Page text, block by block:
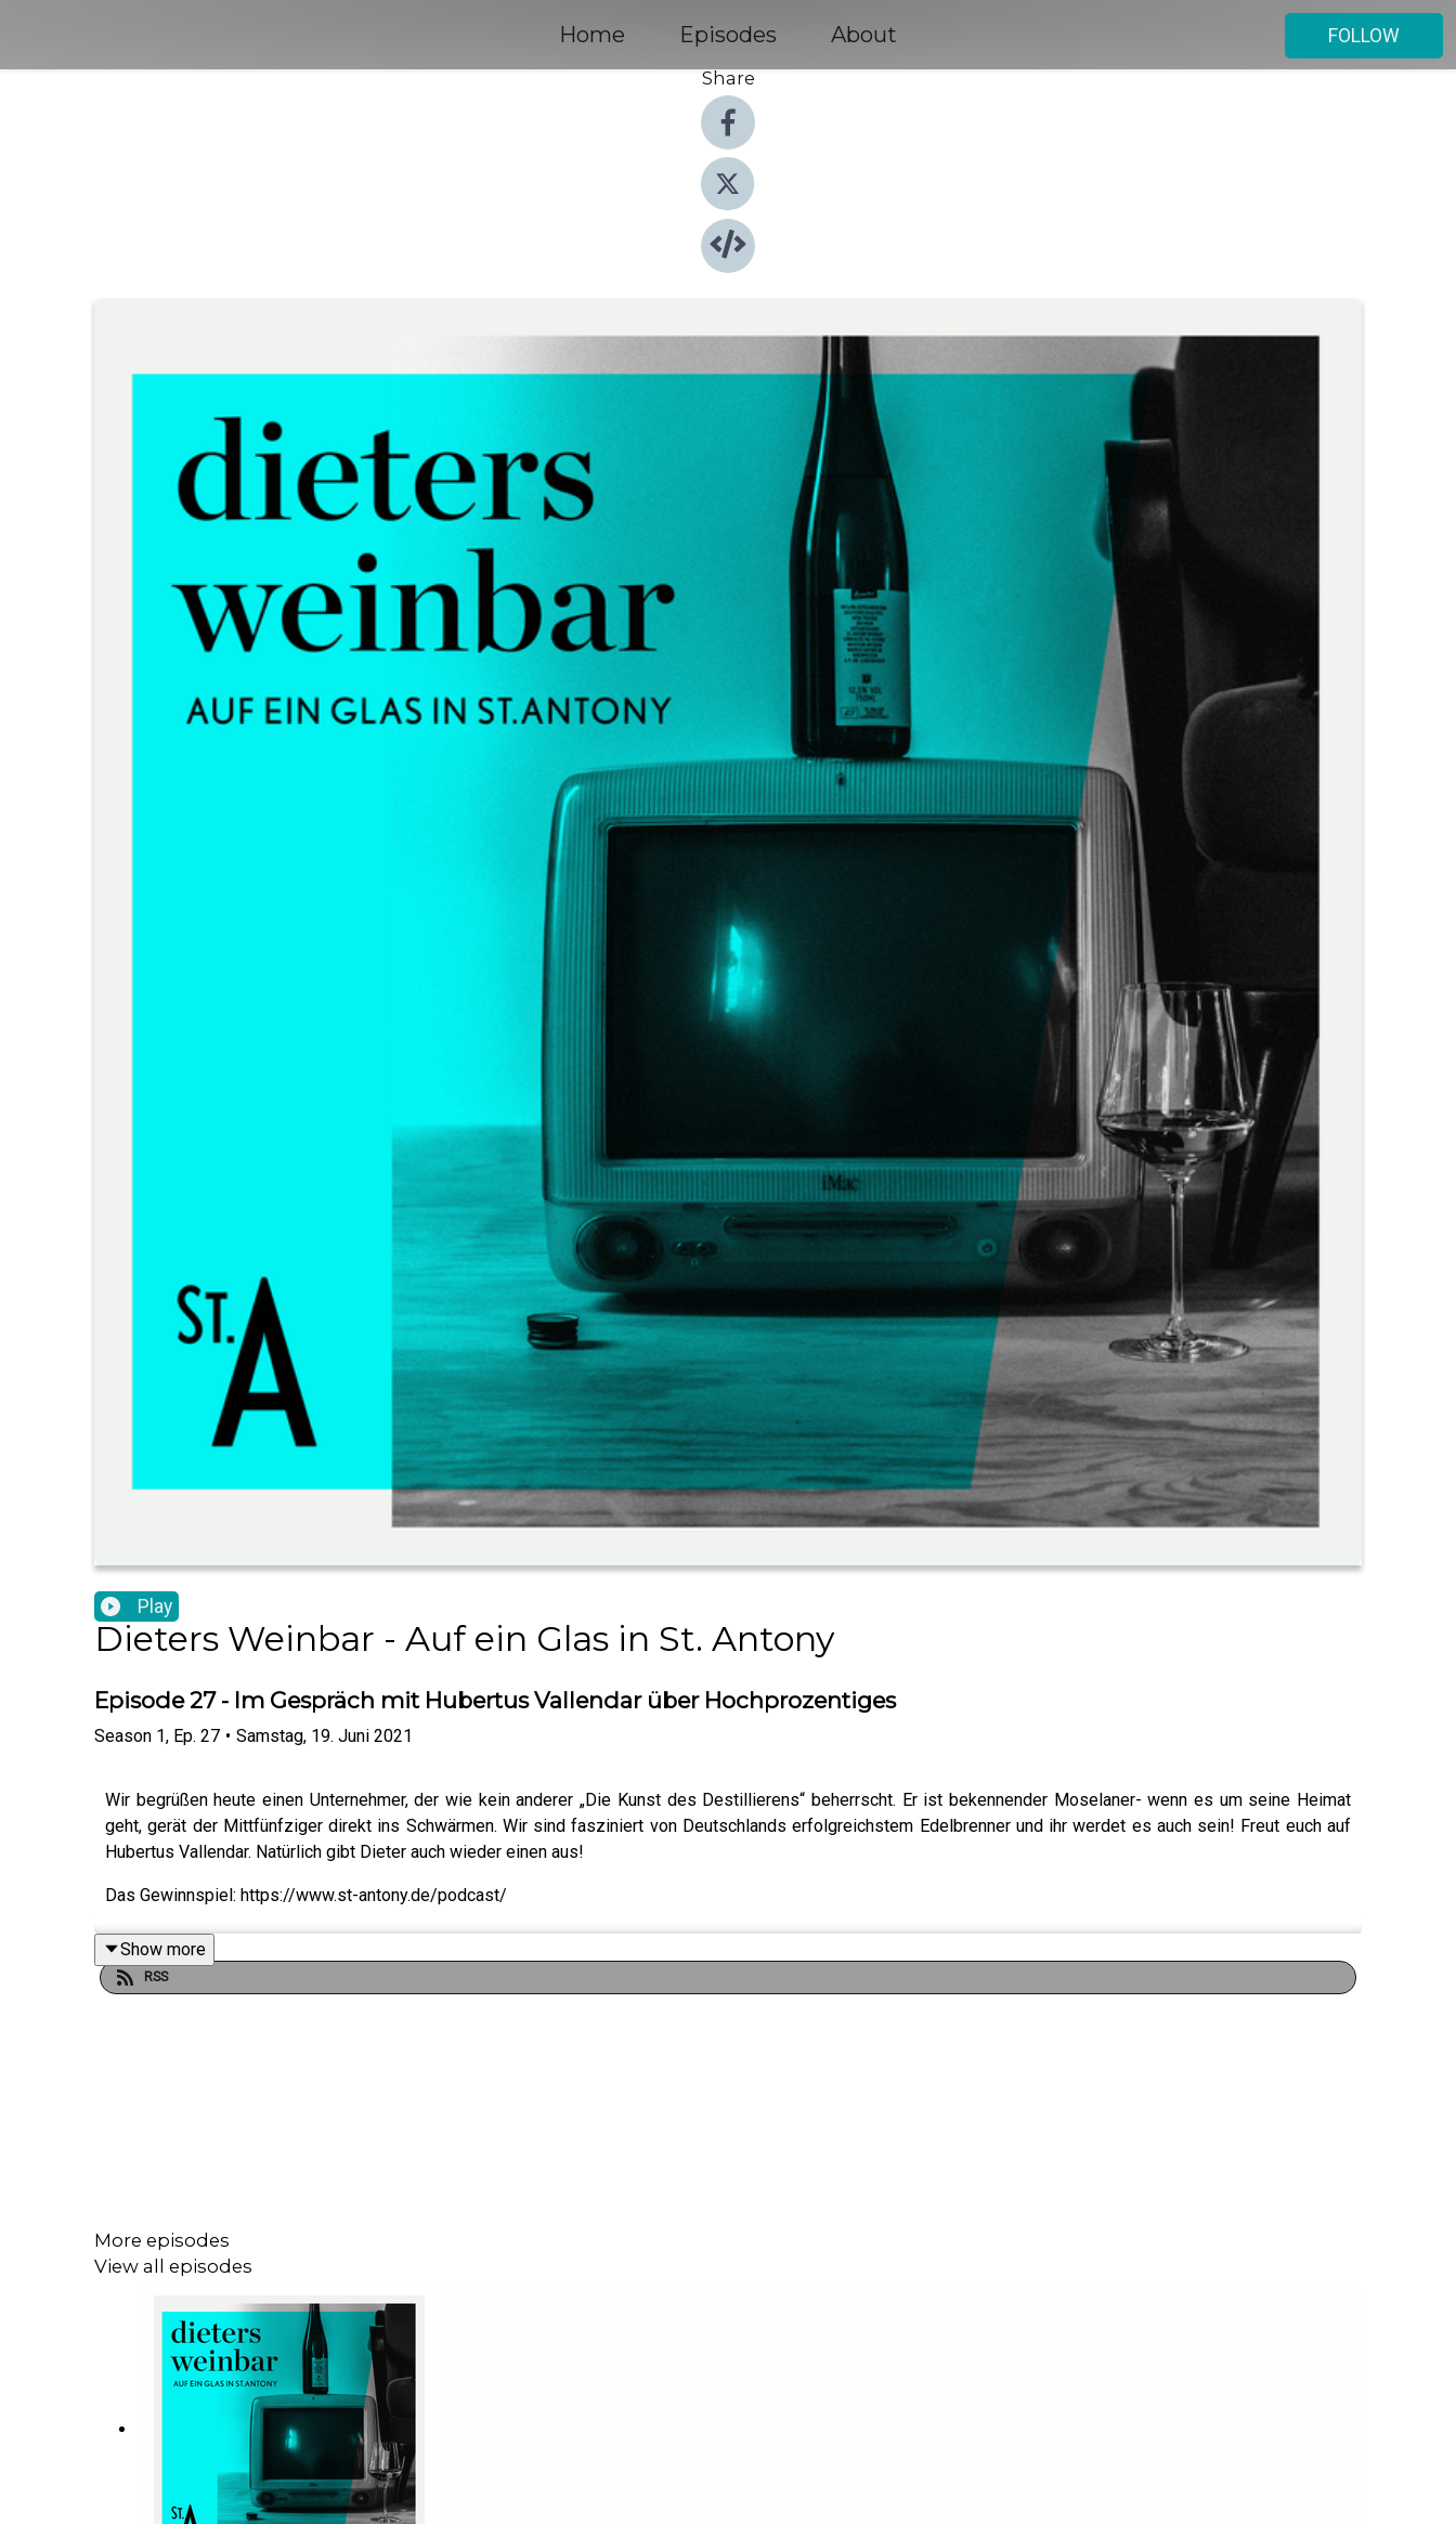
Home Episodes About
FOLLOW
Share
Play
Dieters Weinbar - Auf ein Glas in St. Antony
Episode 27 - Im Gespräch mit Hubertus Vallendar über Hochprozentiges
Season 1, Ep. 27 • Samstag, 19. Juni 2021
Wir begrüßen heute einen Unternehmer, der wie kein anderer „Die Kunst des Destillierens“ beherrscht. Er ist bekennender Moselaner- wenn es um seine Heimat
geht, gerät der Mittfünfziger direkt ins Schwärmen. Wir sind fasziniert von Deutschlands erfolgreichstem Edelbrenner und ihr werdet es auch sein! Freut euch auf
Hubertus Vallendar. Natürlich gibt Dieter auch wieder einen aus!
Das Gewinnspiel: https://www.st-antony.de/podcast/
Show more
RSS
More episodes
View all episodes